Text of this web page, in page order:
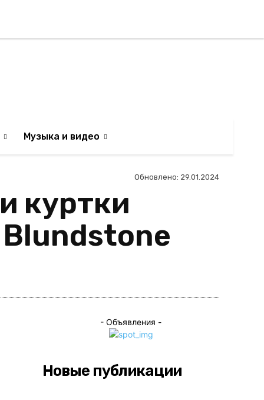
Музыка и видео
Обновлено: 29.01.2024
куртки
- Объявления -
Новые публикации